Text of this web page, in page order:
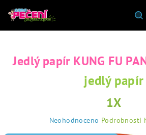
Jedlý papír KUNG FU
jedlý papír
1X
Neohodnoceno Podrobnosti